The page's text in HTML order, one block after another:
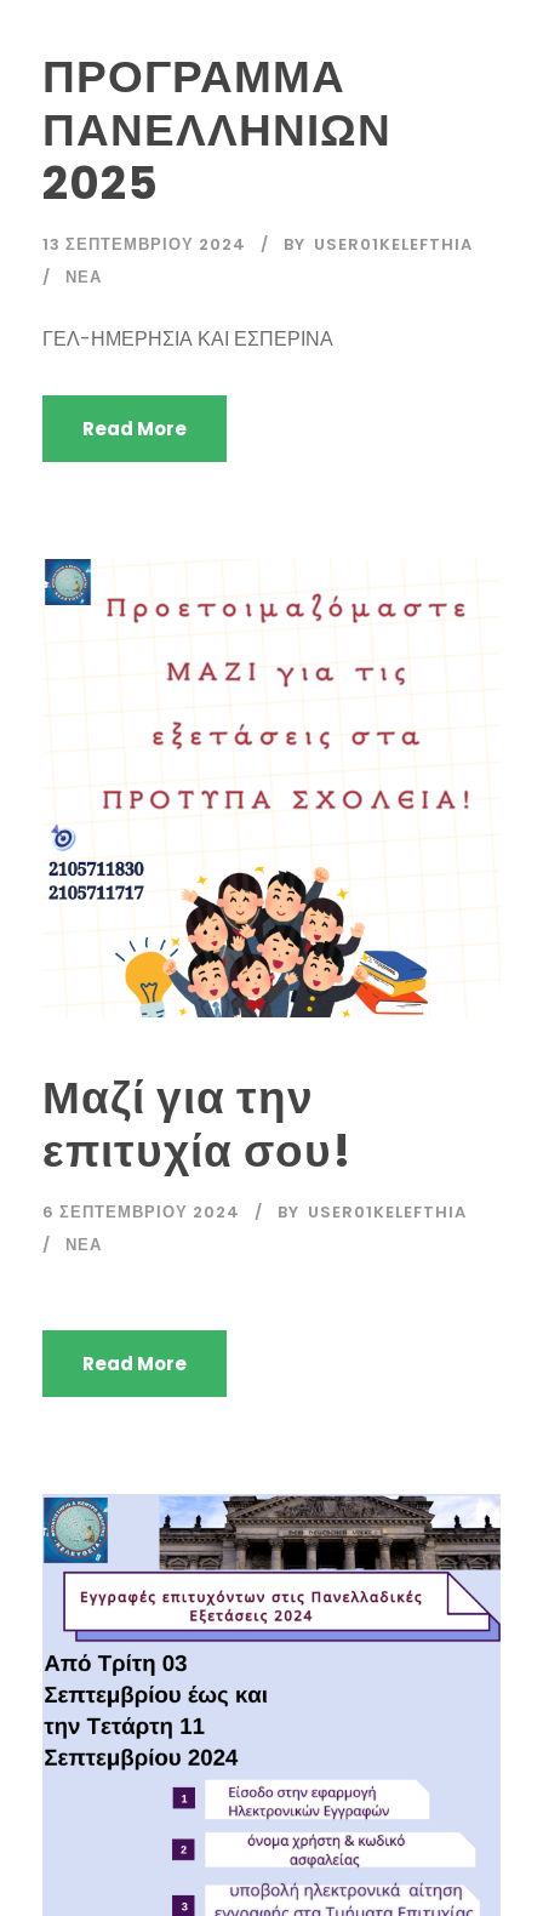
ΠΡΟΓΡΑΜΜΑ
ΠΑΝΕΛΛΗΝΙΩΝ
2025
13 ΣΕΠΤΕΜΒΡΊΟΥ 2024 BY USER01KELEFTHIA
ΝΈΑ
ΓΕΛ-ΗΜΕΡΗΣΙΑ ΚΑΙ ΕΣΠΕΡΙΝΑ
Read More
Μαζί για την
επιτυχία σου!
6 ΣΕΠΤΕΜΒΡΊΟΥ 2024 BY USER01KELEFTHIA
ΝΈΑ
Read More